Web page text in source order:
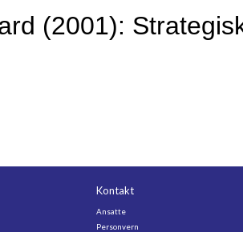
(2001):
Kontakt
Ansatte
Personvern